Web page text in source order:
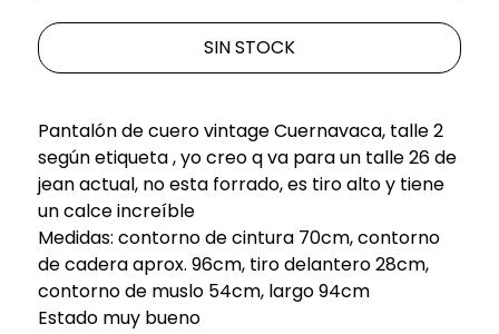
SIN STOCK
Pantalón de cuero vintage Cuernavaca, talle 2
según etiqueta , yo creo q va para un talle 26 de
jean actual, no esta forrado, es tiro alto y tiene
un calce increíble
Medidas: contorno de cintura 70cm, contorno
de cadera aprox. 96cm, tiro delantero 28cm,
contorno de muslo 54cm, largo 94cm
Estado muy bueno